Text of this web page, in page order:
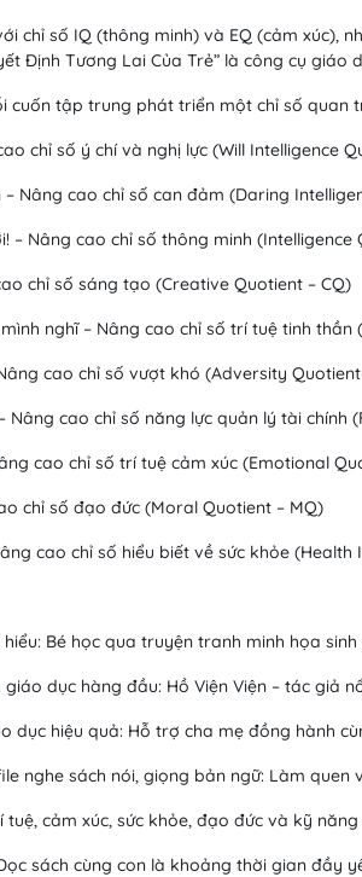
chỉ số IQ (thông minh) và EQ (cảm xúc),
Định Tương Lai Của Trẻ” là công cụ
cuốn tập trung phát triển một chỉ số quan
chỉ số ý chí và nghị lực (Will Intelligence
Nâng cao chỉ số can đảm (Daring
– Nâng cao chỉ số thông minh (Intelligence
chỉ số sáng tạo (Creative Quotient – CQ)
nghĩ – Nâng cao chỉ số trí tuệ tinh thần
cao chỉ số vượt khó (Adversity Quotient
Nâng cao chỉ số năng lực quản lý tài chính
cao chỉ số trí tuệ cảm xúc (Emotional
chỉ số đạo đức (Moral Quotient – MQ)
cao chỉ số hiểu biết về sức khỏe (Health
Bé học qua truyện tranh minh họa sinh
dục hàng đầu: Hồ Viện Viện – tác giả
dục hiệu quả: Hỗ trợ cha mẹ đồng hành
nghe sách nói, giọng bản ngữ: Làm quen
tuệ, cảm xúc, sức khỏe, đạo đức và kỹ năng
sách cùng con là khoảng thời gian đầy